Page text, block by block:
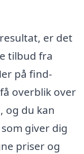
er det
tilbud fra
på find-
overblik over
og du kan
giver dig
priser og